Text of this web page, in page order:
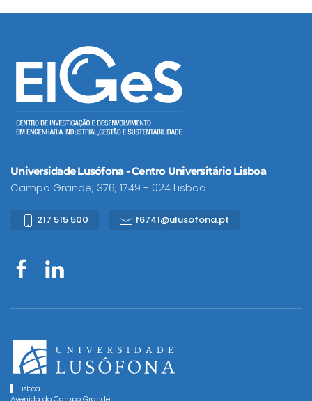
Universidade Lusófona - Centro Universitário Lisboa
Campo Grande, 376, 1749 - 024 Lisboa
217 515 500 f6741@ulusofona.pt
Lisboa